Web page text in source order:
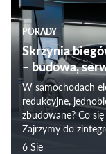
PORADY
Skrzynia
– budowa,
W samochodach
redukcyjne,
zbudowane? Co
Zajrzymy do
elektrycznego i
6 Sie